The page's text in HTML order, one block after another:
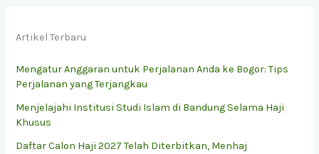
Artikel Terbaru
Mengatur Anggaran untuk Perjalanan Anda ke Bogor: Tips
Perjalanan yang Terjangkau
Menjelajahi Institusi Studi Islam di Bandung Selama Haji
Khusus
Daftar Calon Haji 2027 Telah Diterbitkan, Menhaj